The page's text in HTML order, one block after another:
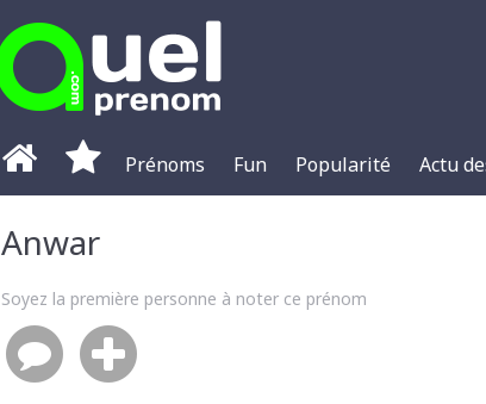
Prénoms Fun Popularité Actu
Anwar
Soyez la première personne à noter ce prénom